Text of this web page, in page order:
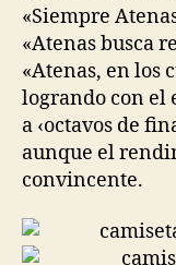
«Siempre
«Atenas busca
«Atenas, en los
logrando con el
a ‹octavos de
aunque el
convincente.